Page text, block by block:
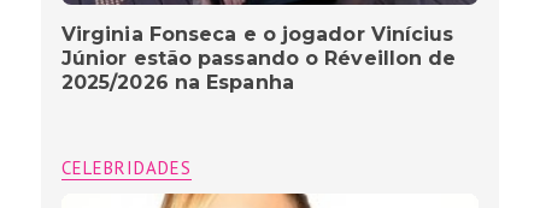
Virginia Fonseca e o jogador Vinícius
Júnior estão passando o Réveillon de
2025/2026 na Espanha
CELEBRIDADES